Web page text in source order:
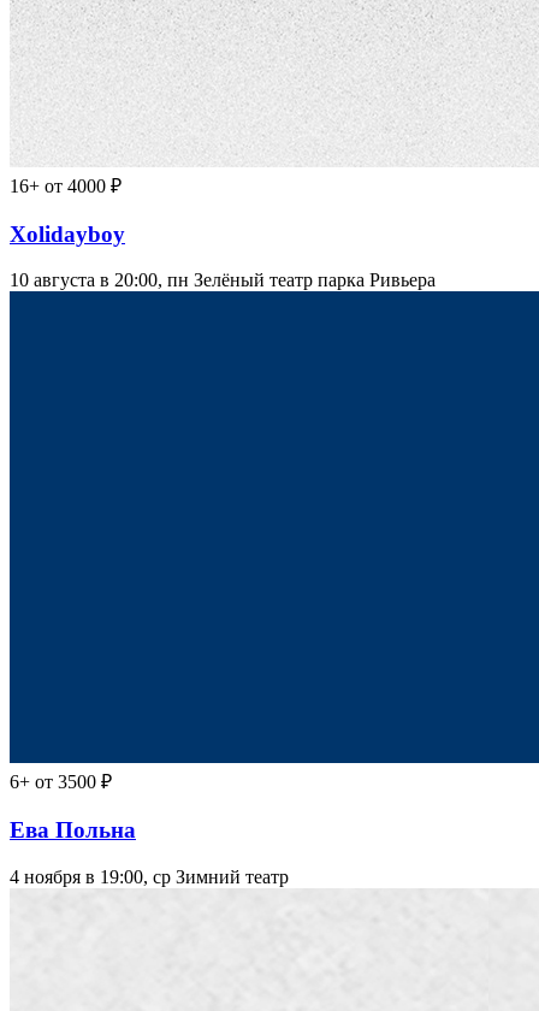
16+ от 4000 ₽
Xolidayboy
10 августа в 20:00, пн Зелёный театр парка Ривьера
6+ от 3500 ₽
Ева Польна
4 ноября в 19:00, ср Зимний театр